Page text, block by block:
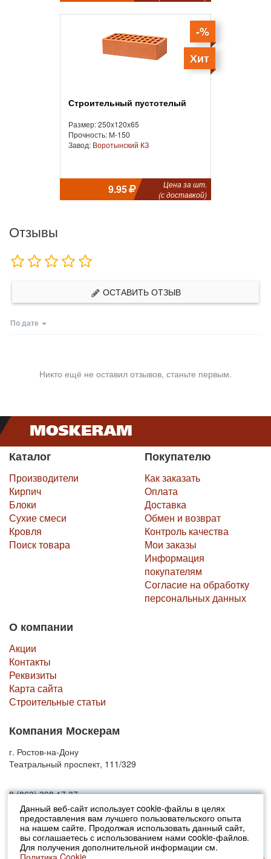
Данный веб-сайт использует cookie-файлы в целях
предоставления вам лучшего пользовательского опыта
на нашем сайте. Продолжая использовать данный сайт,
вы соглашаетесь с использованием нами cookie-файлов.
Для получения дополнительной информации см.
Политика Cookie.
-%
Хит
Строительный пустотелый
Размер: 250x120x65
Прочность: М-150
Завод: Воротынский КЗ
9.95
Цена за шт.
(с доставкой)
Отзывы
ОСТАВИТЬ ОТЗЫВ
По дате
Никто ещё не оставил отзывов, станьте первым.
Каталог
Производители
Кирпич
Блоки
Сухие смеси
Кровля
Поиск товара
Покупателю
Как заказать
Оплата
Доставка
Обмен и возврат
Контроль качества
Мои заказы
Информация
покупателям
Согласие на обработку
персональных данных
О компании
Акции
Контакты
Реквизиты
Карта сайта
Строительные статьи
Компания Москерам
г. Ростов-на-Дону
Театральный проспект, 111/329
8 (863) 308 17 37
© 2010-2026 Москерам
Указанные на сайте цены не являются публичной офертой (ст.435 ГК
РФ).
Стоимость и наличие товара просьба уточнять в офисах продаж....